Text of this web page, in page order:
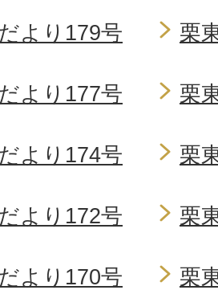
より179号 栗
より177号 栗
より174号 栗
より172号 栗
より170号 栗